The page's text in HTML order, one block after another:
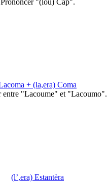
Prononcer "(lou) Cap".
+ (la,era) Coma
entre "Lacoume" et "Lacoumo".
(l’,era) Estantèra